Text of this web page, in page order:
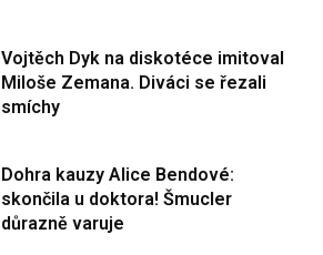
Vojtěch Dyk na diskotéce imitoval
Miloše Zemana. Diváci se řezali
smíchy
Dohra kauzy Alice Bendové:
skončila u doktora! Šmucler
důrazně varuje